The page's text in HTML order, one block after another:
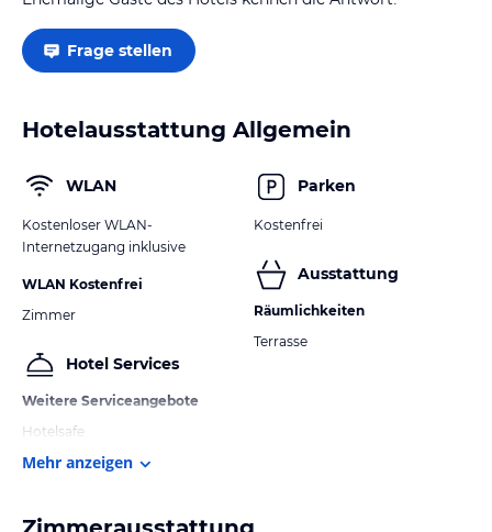
Frage stellen
Hotelausstattung Allgemein
WLAN
Kostenloser WLAN-
Internetzugang inklusive
WLAN Kostenfrei
Zimmer
Hotel Services
Weitere Serviceangebote
Hotelsafe
Parken
Kostenfrei
Ausstattung
Räumlichkeiten
Terrasse
Mehr anzeigen